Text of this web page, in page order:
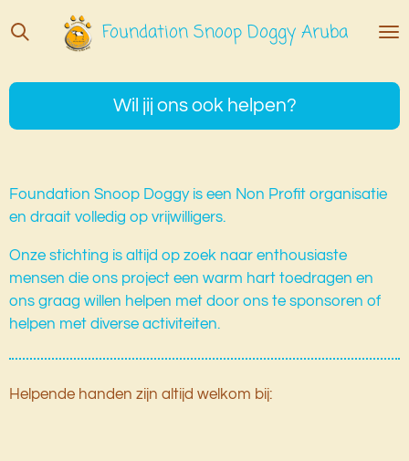
Ga
direct
de
Foundation Snoop Doggy Aruba
Wil jij ons ook helpen?
Foundation Snoop Doggy is een Non Profit organisatie
en draait volledig op vrijwilligers.
Onze stichting is altijd op zoek naar enthousiaste
mensen die ons project een warm hart toedragen en
ons graag willen helpen met door ons te sponsoren of
helpen met diverse activiteiten.
Helpende handen zijn altijd welkom bij: